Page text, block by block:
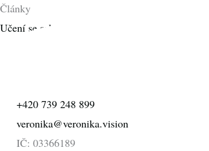
Články
Učení se sebelásce
Naučit se sebelásce chce čas. Toto učení
+420 739 248 899
veronika@veronika.vision
IČ: 03366189